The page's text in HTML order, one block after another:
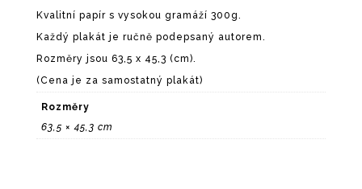
Kvalitní papír s vysokou gramáží 300g.
Každý plakát je ručně podepsaný autorem.
Rozměry jsou 63,5 x 45,3 (cm).
(Cena je za samostatný plakát)
Rozměry
63,5 × 45,3 cm